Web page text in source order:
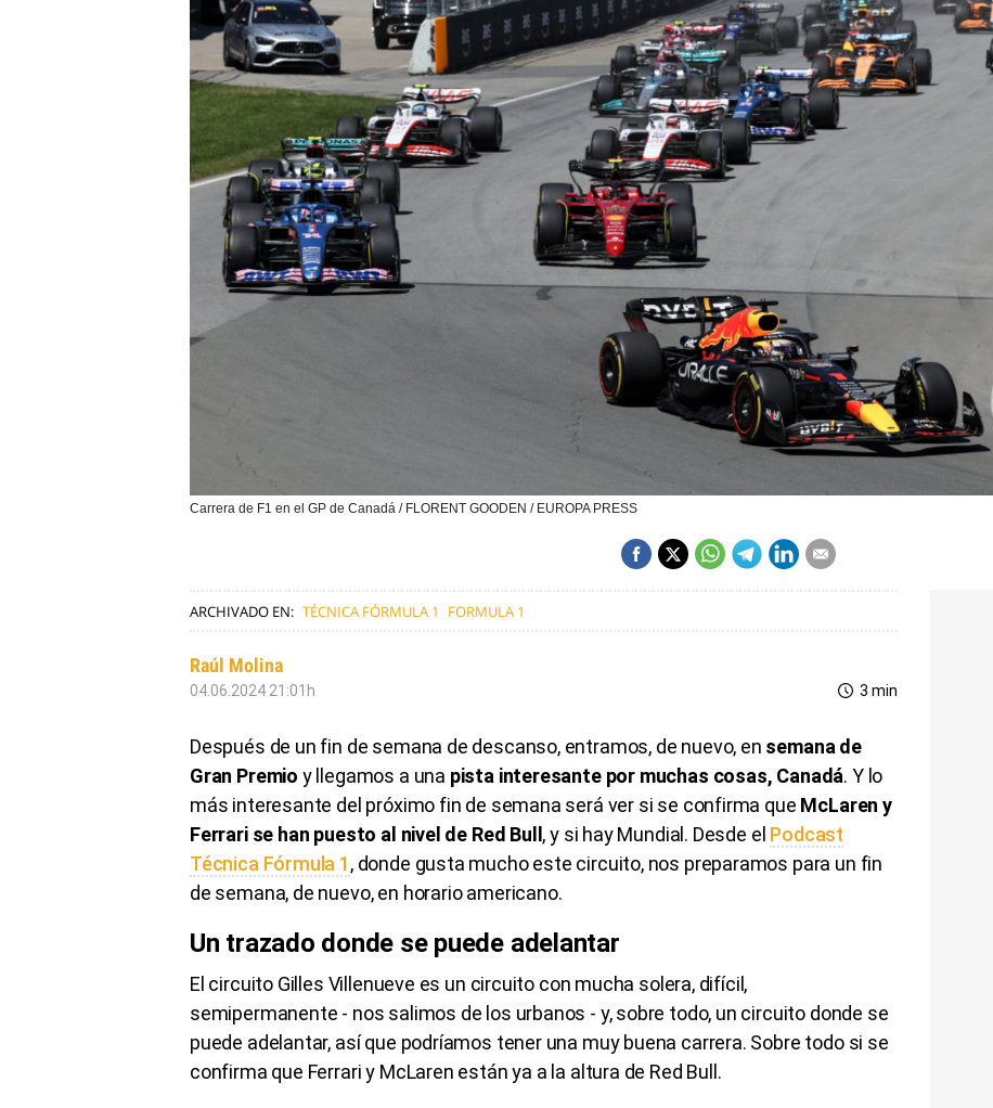
Carrera de F1 en el GP de Canadá / FLORENT GOODEN / EUROPA PRESS
ARCHIVADO EN: TÉCNICA FÓRMULA 1 FORMULA 1
Raúl Molina
04.06.2024 21:01h 3 min
Después de un fin de semana de descanso, entramos, de nuevo, en semana de
Gran Premio y llegamos a una pista interesante por muchas cosas, Canadá. Y lo
más interesante del próximo fin de semana será ver si se confirma que McLaren y
Ferrari se han puesto al nivel de Red Bull, y si hay Mundial. Desde el Podcast
Técnica Fórmula 1, donde gusta mucho este circuito, nos preparamos para un fin
de semana, de nuevo, en horario americano.
Un trazado donde se puede adelantar
El circuito Gilles Villenueve es un circuito con mucha solera, difícil,
semipermanente - nos salimos de los urbanos - y, sobre todo, un circuito donde se
puede adelantar, así que podríamos tener una muy buena carrera. Sobre todo si se
confirma que Ferrari y McLaren están ya a la altura de Red Bull.